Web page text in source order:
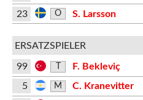
23 O S. Larsson
ERSATZSPIELER
99
F. Bekleviç
5
M C. Kranevitter